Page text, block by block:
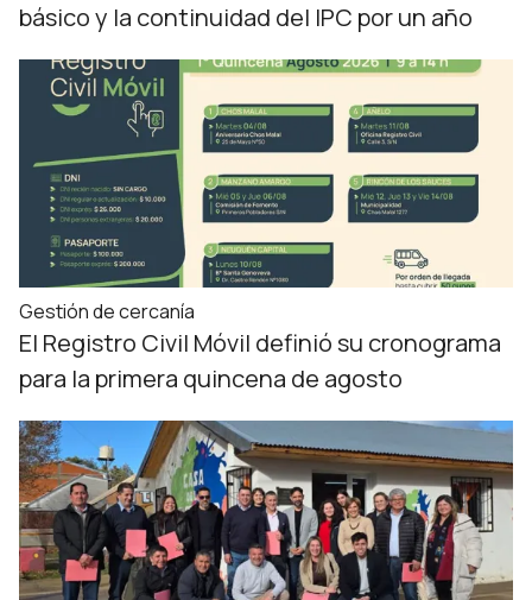
básico y la continuidad del IPC por un año
Gestión de cercanía
El Registro Civil Móvil definió su cronograma
para la primera quincena de agosto